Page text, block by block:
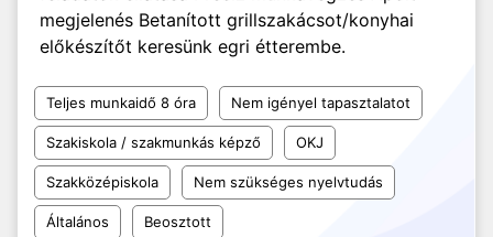
megjelenés Betanított grillszakácsot/konyhai
előkészítőt keresünk egri étterembe.
Teljes munkaidő 8 óra Nem igényel tapasztalatot
Szakiskola / szakmunkás képző OKJ
Szakközépiskola Nem szükséges nyelvtudás
Általános Beosztott